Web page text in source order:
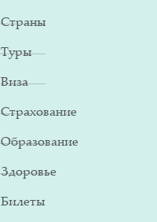
Страны
Туры
Виза
Страхование
Образование
Здоровье
Билеты